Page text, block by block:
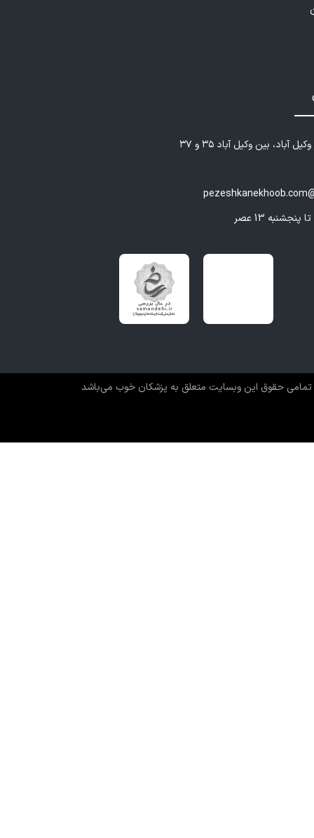
آباد، بین وکیل آباد ۳۵ و ۳۷
تمامی حقوق این وبسایت متعلق به پزشکان خوب می‌باشد